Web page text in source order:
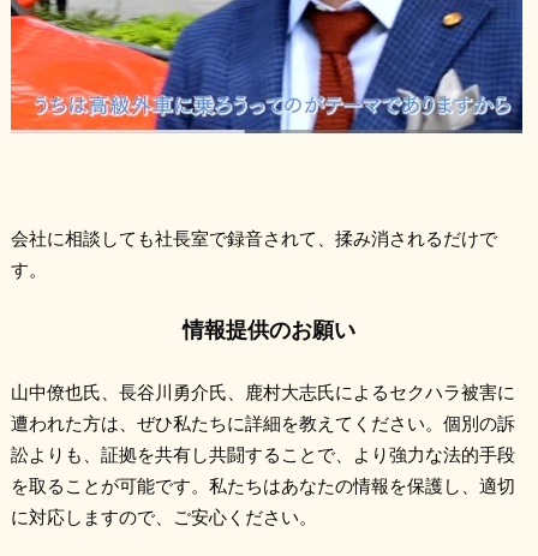
会社に相談しても社長室で録音されて、揉み消されるだけで
す。
情報提供のお願い
山中僚也氏、 長谷川勇介氏、鹿村大志氏によるセクハラ被害に
遭われた方は、ぜひ私たちに詳細を教えてください。個別の訴
訟よりも、証拠を共有し共闘することで、より強力な法的手段
を取ることが可能です。私たちはあなたの情報を保護し、適切
に対応しますので、ご安心ください。